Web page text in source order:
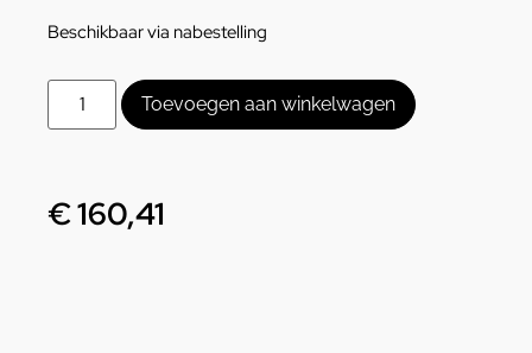
Beschikbaar via nabestelling
Toevoegen aan winkelwagen
€160,41